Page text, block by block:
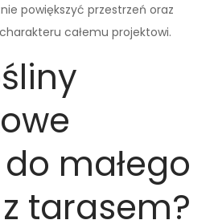
powiększyć przestrzeń oraz
całemu projektowi.
małego
tarasem?